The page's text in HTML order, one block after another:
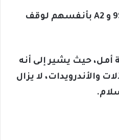
في النهاية، يضحي 2B و 9S و A2 بأنفسهم لوقف
حيث يشير إلى أنه
والأندرويدات، لا يزال